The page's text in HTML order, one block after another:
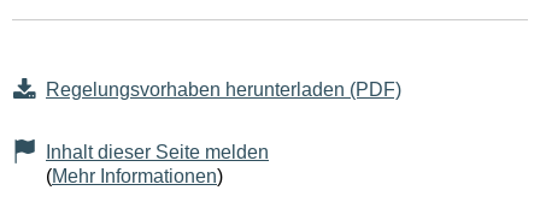
Regelungsvorhaben herunterladen (PDF)
Inhalt dieser Seite melden
(Mehr Informationen)